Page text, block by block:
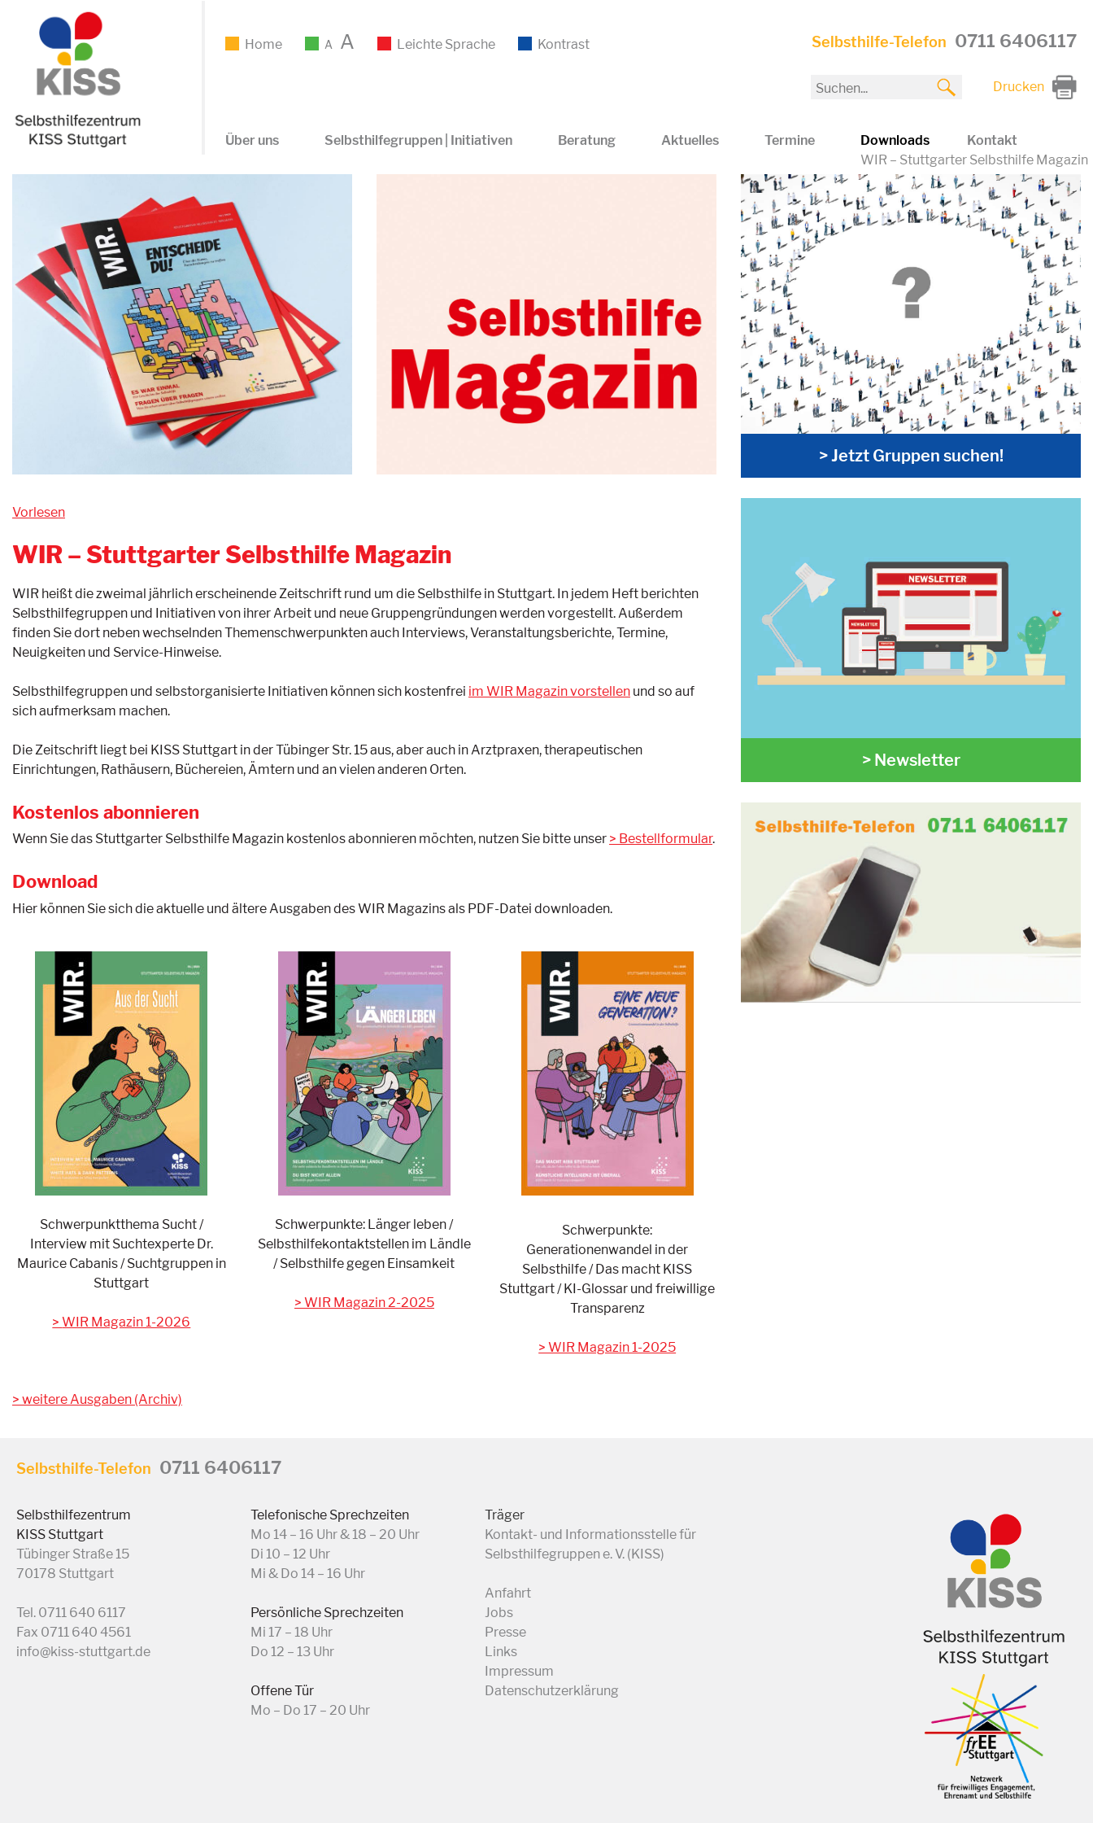
Home A A Leichte Sprache Kontrast Selbsthilfe-Telefon 0711 6406117
Drucken
Über uns Selbsthilfegruppen | Initiativen Beratung Aktuelles Termine
Downloads
WIR – Stuttgarter Selbsthilfe Magazin
Kontakt
Vorlesen
WIR – Stuttgarter Selbsthilfe Magazin
WIR heißt die zweimal jährlich erscheinende Zeitschrift rund um die Selbsthilfe in Stuttgart. In jedem Heft berichten
Selbsthilfegruppen und Initiativen von ihrer Arbeit und neue Gruppengründungen werden vorgestellt. Außerdem
finden Sie dort neben wechselnden Themenschwerpunkten auch Interviews, Veranstaltungsberichte, Termine,
Neuigkeiten und Service-Hinweise.
Selbsthilfegruppen und selbstorganisierte Initiativen können sich kostenfrei im WIR Magazin vorstellen und so auf
sich aufmerksam machen.
Die Zeitschrift liegt bei KISS Stuttgart in der Tübinger Str. 15 aus, aber auch in Arztpraxen, therapeutischen
Einrichtungen, Rathäusern, Büchereien, Ämtern und an vielen anderen Orten.
Kostenlos abonnieren
Wenn Sie das Stuttgarter Selbsthilfe Magazin kostenlos abonnieren möchten, nutzen Sie bitte unser Bestellformular.
Download
Hier können Sie sich die aktuelle und ältere Ausgaben des WIR Magazins als PDF-Datei downloaden.
Schwerpunktthema Sucht /
Interview mit Suchtexperte Dr.
Maurice Cabanis / Suchtgruppen in
Stuttgart
WIR Magazin 1-2026
Schwerpunkte: Länger leben /
Selbsthilfekontaktstellen im Ländle
/ Selbsthilfe gegen Einsamkeit
WIR Magazin 2-2025
Schwerpunkte:
Generationenwandel in der
Selbsthilfe / Das macht KISS
Stuttgart / KI-Glossar und freiwillige
Transparenz
> WIR Magazin 1-2025
weitere Ausgaben (Archiv)
> Jetzt Gruppen suchen!
> Newsletter
Selbsthilfe-Telefon 0711 6406117
Selbsthilfezentrum
KISS Stuttgart
Tübinger Straße 15
70178 Stuttgart
Tel. 0711 640 6117
Fax 0711 640 4561
info@kiss-stuttgart.de
Telefonische Sprechzeiten
Mo 14 – 16 Uhr & 18 – 20 Uhr
Di 10 – 12 Uhr
Mi & Do 14 – 16 Uhr
Persönliche Sprechzeiten
Mi 17 – 18 Uhr
Do 12 – 13 Uhr
Offene Tür
Mo – Do 17 – 20 Uhr
Träger
Kontakt- und Informationsstelle für
Selbsthilfegruppen e. V. (KISS)
Anfahrt
Jobs
Presse
Links
Impressum
Datenschutzerklärung